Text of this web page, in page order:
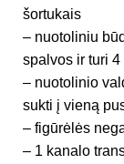
šortukais
– nuotoliniu
spalvos ir turi 4
– nuotolinio
sukti į vieną
– figūrėlės
– 1 kanalo